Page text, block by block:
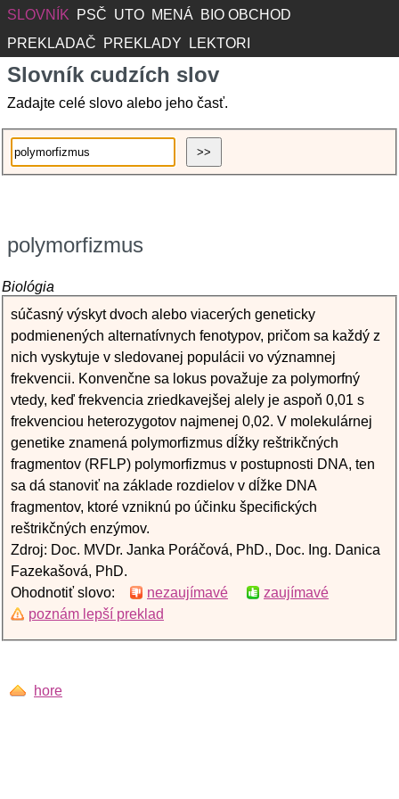
SLOVNÍK PSČ UTO MENÁ
BIO OBCHOD
PREKLADAČ
PREKLADY LEKTORI
Slovník cudzích slov
Zadajte celé slovo alebo jeho časť.
polymorfizmus
Biológia
súčasný výskyt dvoch alebo viacerých geneticky
podmienených alternatívnych fenotypov, pričom sa každý z
nich vyskytuje v sledovanej populácii vo významnej
frekvencii. Konvenčne sa lokus považuje za polymorfný
vtedy, keď frekvencia zriedkavejšej alely je aspoň 0,01 s
frekvenciou heterozygotov najmenej 0,02. V molekulárnej
genetike znamená polymorfizmus dĺžky reštrikčných
fragmentov (RFLP) polymorfizmus v postupnosti DNA, ten
sa dá stanoviť na základe rozdielov v dĺžke DNA
fragmentov, ktoré vzniknú po účinku špecifických
reštrikčných enzýmov.
Zdroj: Doc. MVDr. Janka Poráčová, PhD., Doc. Ing. Danica
Fazekašová, PhD.
Ohodnotiť slovo:
nezaujímavé
zaujímavé
poznám lepší preklad
hore